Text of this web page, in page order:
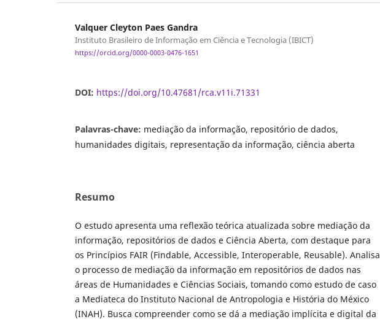
Valquer Cleyton Paes Gandra
Instituto Brasileiro de Informação em Ciência e Tecnologia (IBICT)
https://orcid.org/0000-0003-0476-1651
DOI: https://doi.org/10.47681/rca.v11i.71331
Palavras-chave: mediação da informação, repositório de dados,
humanidades digitais, representação da informação, ciência aberta
Resumo
O estudo apresenta uma reflexão teórica atualizada sobre mediação da
informação, repositórios de dados e Ciência Aberta, com destaque para
os Princípios FAIR (Findable, Accessible, Interoperable, Reusable). Analisa
o processo de mediação da informação em repositórios de dados nas
áreas de Humanidades e Ciências Sociais, tomando como estudo de caso
a Mediateca do Instituto Nacional de Antropologia e História do México
(INAH). Busca compreender como se dá a mediação implícita e digital da